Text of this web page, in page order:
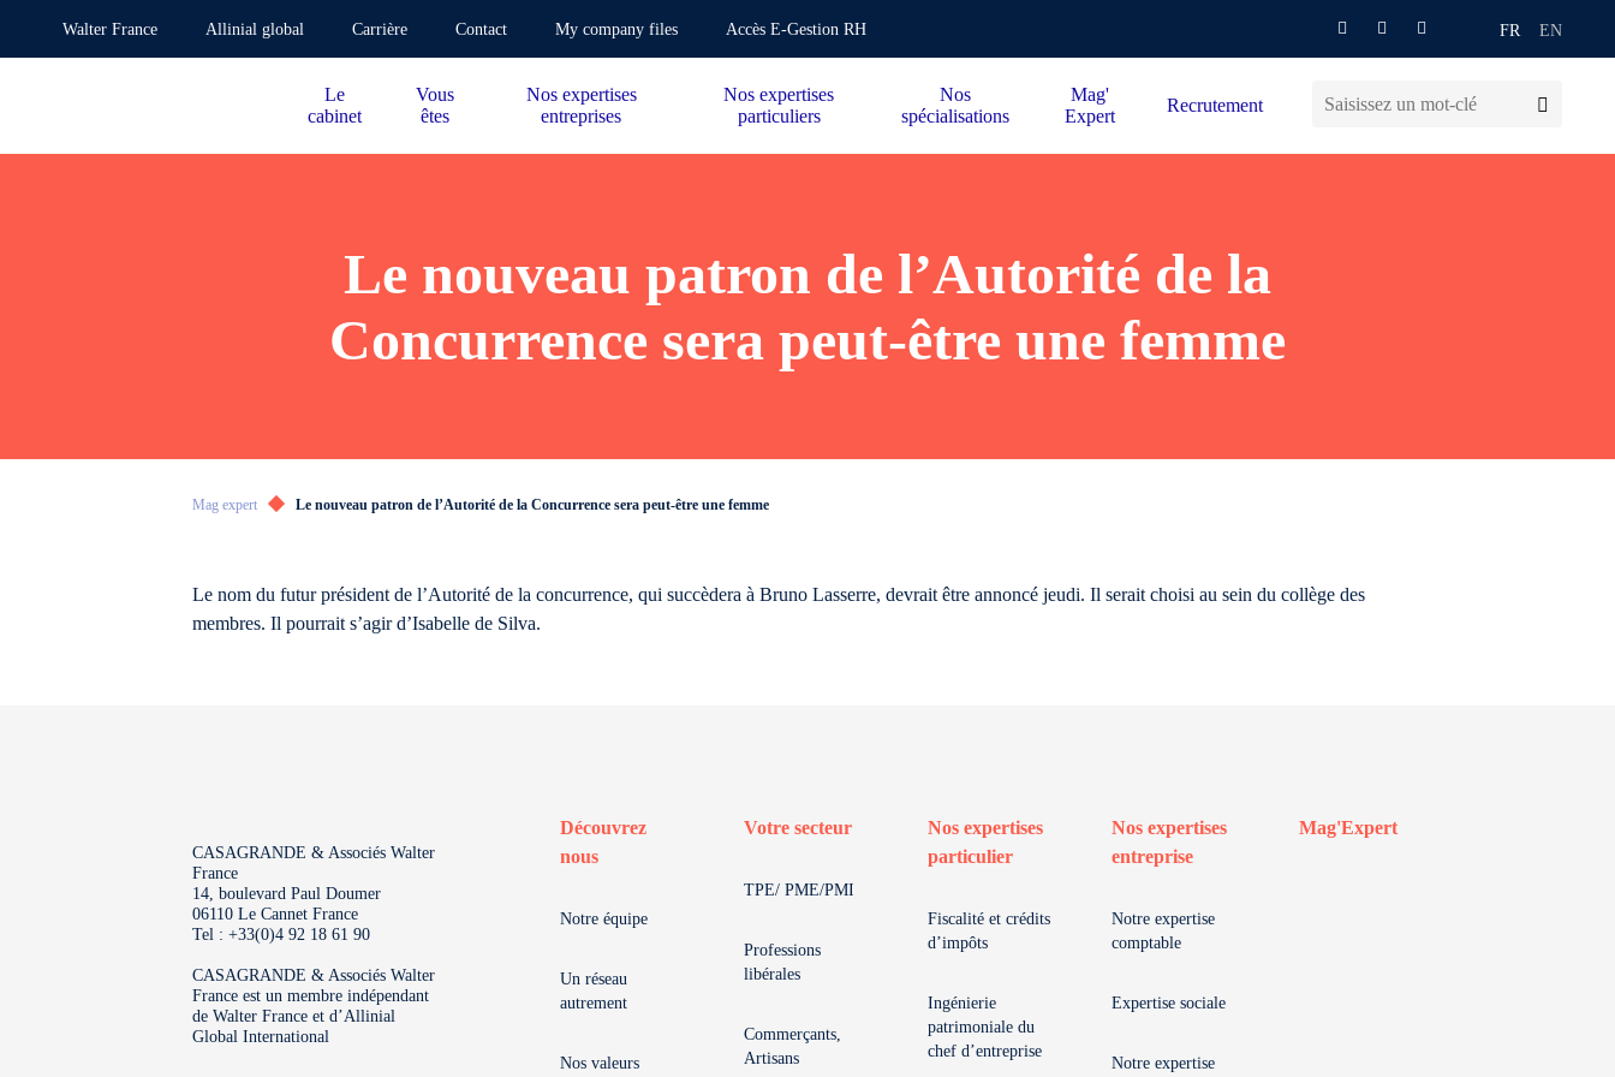
Walter France Allinial global Carrière Contact My company files Accès E-Gestion RH FR EN
Le
cabinet
Vous
êtes
Nos expertises
entreprises
Nos expertises
particuliers
Nos
spécialisations
Mag'
Expert
Recrutement
Le nouveau patron de l’Autorité de la
Concurrence sera peut-être une femme
Mag expert Le nouveau patron de l’Autorité de la Concurrence sera peut-être une femme
Le nom du futur président de l’Autorité de la concurrence, qui succèdera à Bruno Lasserre, devrait être annoncé jeudi. Il serait choisi au sein du collège des
membres. Il pourrait s’agir d’Isabelle de Silva.
CASAGRANDE & Associés Walter
France
14, boulevard Paul Doumer
06110 Le Cannet France
Tel : +33(0)4 92 18 61 90
CASAGRANDE & Associés Walter
France est un membre indépendant
de Walter France et d’Allinial
Global International
Découvrez
nous
Notre équipe
Un réseau
autrement
Nos valeurs
Votre secteur
TPE/ PME/PMI
Professions
libérales
Commerçants,
Artisans
Nos expertises
particulier
Fiscalité et crédits
d’impôts
Ingénierie
patrimoniale du
chef d’entreprise
Nos expertises
entreprise
Notre expertise
comptable
Expertise sociale
Notre expertise
Mag'Expert